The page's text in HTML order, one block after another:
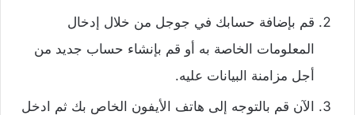
قم بإضافة حسابك في جوجل من خلال إدخال
المعلومات الخاصة به أو قم بإنشاء حساب جديد من
أجل مزامنة البيانات عليه.
الآن قم بالتوجه إلى هاتف الأيفون الخاص بك ثم ادخل